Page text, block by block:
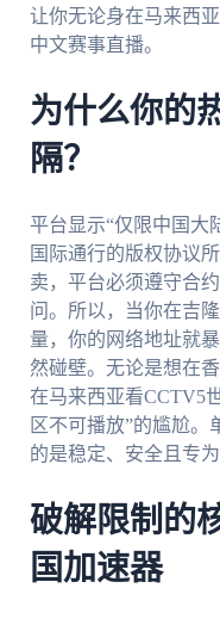
让你无论身在马来西
中文赛事直播。
为什么你的
隔？
平台显示“仅限中国大
国际通行的版权协议
卖，平台必须遵守合
问。所以，当你在吉
量，你的网络地址就
然碰壁。无论是想在
在马来西亚看CCTV5
区不可播放”的尴尬。
的是稳定、安全且专
破解限制的
国加速器